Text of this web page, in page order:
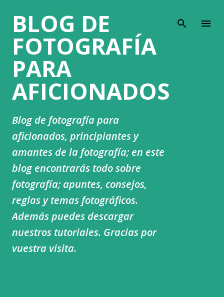
BLOG DE
FOTOGRAFÍA
PARA
AFICIONADOS
Blog de fotografía para
aficionados, principiantes y
amantes de la fotografía; en este
blog encontrarás todo sobre
fotografía; apuntes, consejos,
reglas y temas fotográficos.
Además puedes descargar
nuestros tutoriales. Gracias por
vuestra visita.